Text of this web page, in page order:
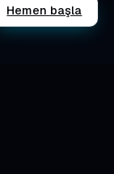
Hemen başla